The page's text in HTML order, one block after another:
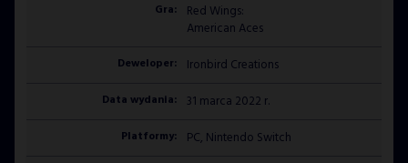
Red Wings:
American Aces
Ironbird Creations
31 marca 2022 r.
PC, Nintendo Switch